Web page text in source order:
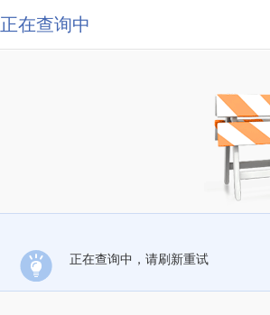
正在查询中
正在查询中，请刷新重试